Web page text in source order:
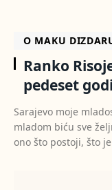
O MAKU
Ranko
pedeset
Sarajevo moje
mladom biću sve
ono što postoji, što